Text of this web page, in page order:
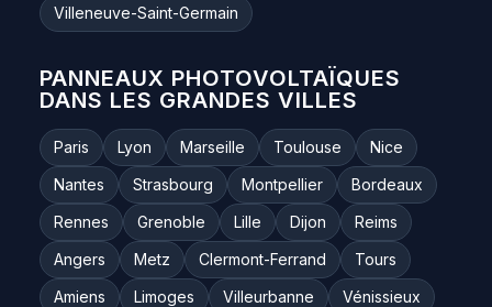
Villeneuve-Saint-Germain
PANNEAUX PHOTOVOLTAÏQUES
DANS LES GRANDES VILLES
Paris Lyon Marseille Toulouse
Nice
Nantes
Strasbourg Montpellier
Bordeaux
Rennes
Grenoble Lille Dijon
Reims
Angers
Metz Clermont-Ferrand
Tours
Amiens
Limoges Villeurbanne
Vénissieux